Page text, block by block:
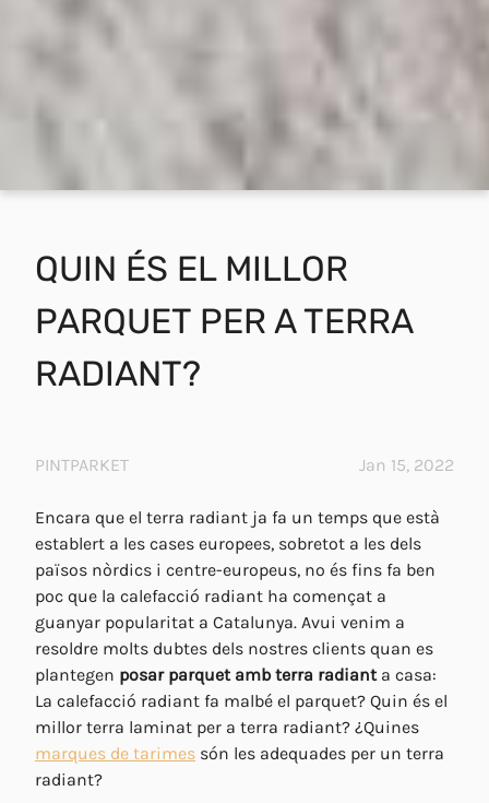
QUIN ÉS EL MILLOR
PARQUET PER A TERRA
RADIANT?
PINTPARKET Jan 15, 2022
Encara que el terra radiant ja fa un temps que està
establert a les cases europees, sobretot a les dels
països nòrdics i centre-europeus, no és fins fa ben
poc que la calefacció radiant ha començat a
guanyar popularitat a Catalunya. Avui venim a
resoldre molts dubtes dels nostres clients quan es
plantegen posar parquet amb terra radiant a casa:
La calefacció radiant fa malbé el parquet? Quin és el
millor terra laminat per a terra radiant? ¿Quines
marques de tarimes són les adequades per un terra
radiant?